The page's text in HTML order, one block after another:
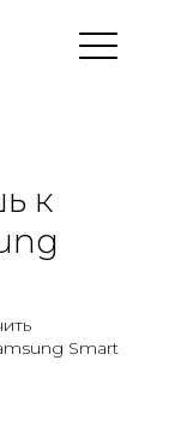
к
Smart